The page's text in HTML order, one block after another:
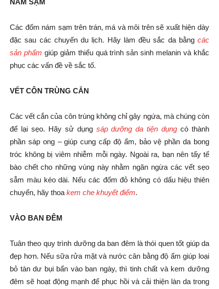
Các đốm nám sạm trên trán, má và môi trên sẽ xuất hiện dày
đặc sau các chuyến du lịch. Hãy làm đều sắc da bằng các
sản phẩm giúp giảm thiểu quá trình sản sinh melanin và khắc
phục các vấn đề về sắc tố.
VẾT CÔN TRÙNG CẮN
Các vết cắn của côn trùng không chỉ gây ngứa, mà chúng còn
để lại sẹo. Hãy sử dụng sáp dưỡng da tiện dụng có thành
phần sáp ong – giúp cung cấp độ ẩm, bảo vệ phần da bong
tróc không bị viêm nhiễm mỗi ngày. Ngoài ra, bạn nên tẩy tế
bào chết cho những vùng này nhằm ngăn ngừa các vết sẹo
sẫm màu kéo dài. Nếu các đốm đỏ không có dấu hiệu thiên
chuyển, hãy thoa kem che khuyết điểm.
VÀO BAN ĐÊM
Tuân theo quy trình dưỡng da ban đêm là thói quen tốt giúp da
đẹp hơn. Nếu sữa rửa mặt và nước cân bằng độ ẩm giúp loại
bỏ tàn dư bụi bẩn vào ban ngày, thì tinh chất và kem dưỡng
đêm sẽ hoạt động mạnh để phục hồi và cải thiện làn da trong